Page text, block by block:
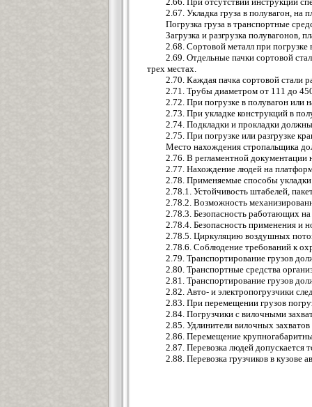
2.67. Укладка груза в полувагон,
Погрузка груза в транспортные
Загрузка и разгрузка
2.68. Сортовой металл при
2.69. Отдельные пачки сортовой
трех местах.
2.70. Каждая пачка сортовой стали
2.71. Трубы диаметром от 111 до
2.72. При погрузке в полувагон или
2.73. При укладке конструкций в
2.74. Подкладки и прокладки
2.75. При погрузке или разгрузке
Место нахождения стропальщика
2.76. В регламентной документации
2.77. Нахождение людей на
2.78. Применяемые способы
2.78.1. Устойчивость штабелей,
2.78.2. Возможность
2.78.3. Безопасность работающих
2.78.4. Безопасность применения и
2.78.5. Циркуляцию воздушных
2.78.6. Соблюдение требований к
2.79. Транспортирование грузов
2.80. Транспортные средства
2.81. Транспортирование грузов
2.82. Авто- и электропогрузчики
2.83. При перемещении грузов
2.84. Погрузчики с вилочными
2.85. Удлинители вилочных
2.86. Перемещение
2.87. Перевозка людей допускается
2.88. Перевозка грузчиков в кузове